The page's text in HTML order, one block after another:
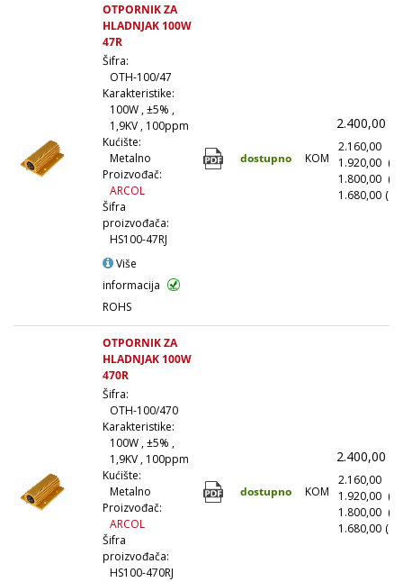
OTPORNIK ZA
HLADNJAK 100W
47R
Šifra:
OTH-100/47
Karakteristike:
100W , ±5% ,
1,9KV , 100ppm
Kućište:
Metalno
Proizvođač:
ARCOL
Šifra
proizvođača:
HS100-47RJ
Više
informacija
ROHS
dostupno KOM
2.400,00
2.160,00
1.920,00
1.800,00
1.680,00
OTPORNIK ZA
HLADNJAK 100W
470R
Šifra:
OTH-100/470
Karakteristike:
100W , ±5% ,
1,9KV , 100ppm
Kućište:
Metalno
Proizvođač:
ARCOL
Šifra
proizvođača:
HS100-470RJ
dostupno KOM
2.400,00
2.160,00
1.920,00
1.800,00
1.680,00